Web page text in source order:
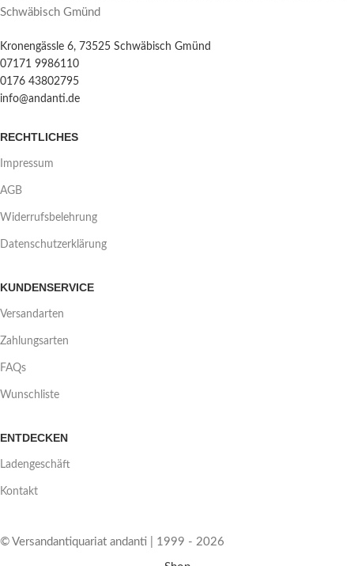
Schwäbisch Gmünd
Kronengässle 6, 73525 Schwäbisch Gmünd
07171 9986110
0176 43802795
info@andanti.de
RECHTLICHES
Impressum
AGB
Widerrufsbelehrung
Datenschutzerklärung
KUNDENSERVICE
Versandarten
Zahlungsarten
FAQs
Wunschliste
ENTDECKEN
Ladengeschäft
Kontakt
© Versandantiquariat andanti | 1999 - 2026